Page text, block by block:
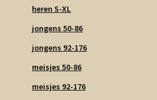
heren S-XL
jongens 50-86
jongens 92-176
meisjes 50-86
meisjes 92-176